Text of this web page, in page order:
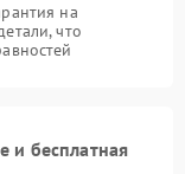
на
что
и бесплатная